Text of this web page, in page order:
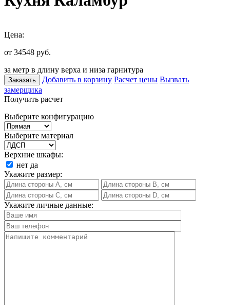
Цена:
от 34548 руб.
за метр в длину верха и низа гарнитура
Заказать Добавить в корзину Расчет цены Вызвать
замерщика
Получить расчет
Выберите конфигурацию
Выберите материал
Верхние шкафы:
нет да
Укажите размер:
Укажите личные данные: